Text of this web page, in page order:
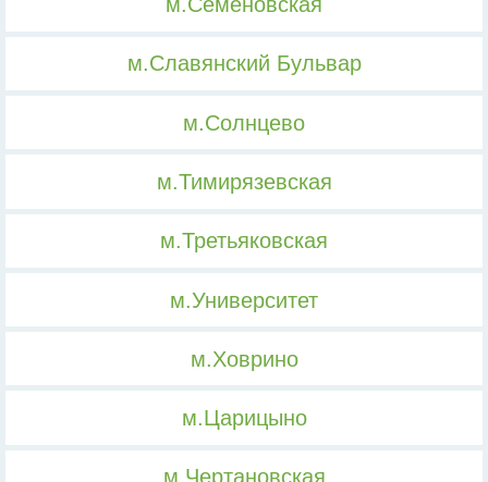
м.Славянский Бульвар
м.Солнцево
м.Тимирязевская
м.Третьяковская
м.Университет
м.Ховрино
м.Царицыно
м.Чертановская